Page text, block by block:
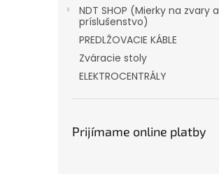
NDT SHOP (Mierky na zvary a
príslušenstvo)
PREDLŽOVACIE KÁBLE
Zváracie stoly
ELEKTROCENTRÁLY
Prijímame online platby